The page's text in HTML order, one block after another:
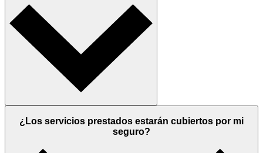
¿Los servicios prestados estarán cubiertos por mi
seguro?